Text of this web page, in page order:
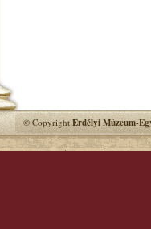
© CopyrightErdélyi Múzeum-